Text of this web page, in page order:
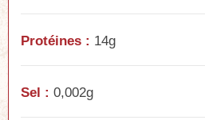
Protéines : 14g
Sel : 0,002g